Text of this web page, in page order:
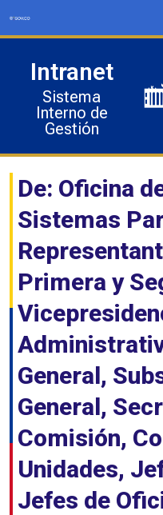
Intranet
Sistema
Interno de
Gestión
De: Oficina
Sistemas
Primera y
General,
General,
Comisión,
Unidades,
Jefes de